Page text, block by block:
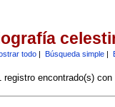
todo| Búsqueda simple|
registro encontrado(s)